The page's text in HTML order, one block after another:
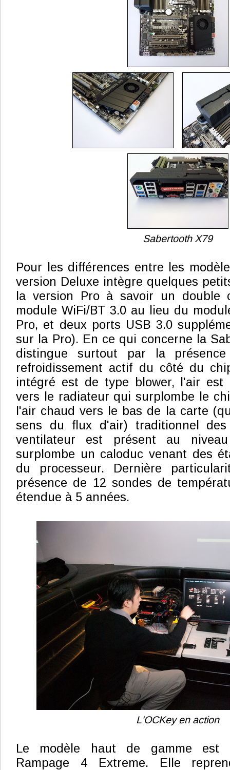
Sabertooth X79
Pour les différences entre les
version Deluxe intègre quelques
la version Pro à savoir un double
module WiFi/BT 3.0 au lieu du
Pro, et deux ports USB 3.0
sur la Pro). En ce qui concerne la
distingue surtout par la
refroidissement actif du côté du
intégré est de type blower, l'air est
vers le radiateur qui surplombe le
l'air chaud vers le bas de la carte
sens du flux d'air) traditionnel
ventilateur est présent au
surplombe un caloduc venant des
du processeur. Dernière
présence de 12 sondes de
étendue à 5 années.
L'OCKey en action
Le modèle haut de gamme est
Rampage 4 Extreme. Elle